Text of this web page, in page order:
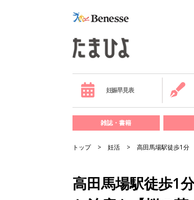
妊娠早見表
雑誌・書籍
トップ 妊活 高田馬場駅徒歩1分
高田馬場駅徒歩1